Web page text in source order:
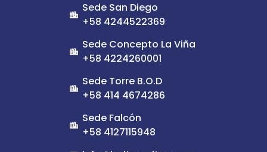
Sede San Diego
+58 4244522369
Sede Concepto La Viña
+58 4224260001
Sede Torre B.O.D
+58 414 4674286
Sede Falcón
+58 4127115948